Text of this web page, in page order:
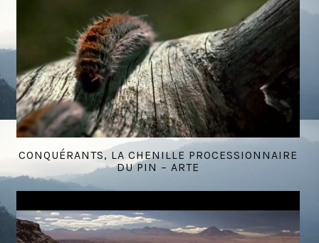
CONQUÉRANTS, LA CHENILLE PROCESSIONNAIRE
DU PIN – ARTE